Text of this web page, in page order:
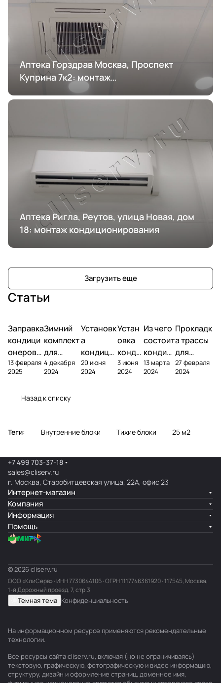
Аптека Горздрав Москва, Проспект
Куприна 7к2: монтаж
кондиционирования
Аптека Ригла, Реутов, улица Новая, дом
18: монтаж кондиционирования
Загрузить еще
Статьи
Заправка
кондици
онеров
фреоном
13 февраля
2025
Зимний
комплект
для
кондици
онера
4 декабря
2024
Установк
а
кондици
онера на
фасаде
20 июня
2024
Устан
овка
конди
ционе
ра
3 июня
2024
Из чего
состоит
кондиц
ионер?
13 марта
2024
Прокладк
а трассы
для
кондицио
нера
27 февраля
2024
Назад к списку
Теги: Внутренние блоки Тихие блоки 25 м2
+7 499 703-37-18
sales@cliserv.ru
г. Москва, Старобитцевская улица, 22А, офис 23
Интернет-магазин
Компания
Информация
Помощь
© 2026 cliserv.ru
ООО «КлиСерв» · ИНН7730644106· ОГРН 1117746361920 · 117545, Москва,
1-й Дорожный проезд, 7, стр.3
Темная тема Конфиденциальность
На информационном ресурсе применяются рекомендательные
технологии.
Все ресурсы сайта cliserv.ru, включая (но не ограничиваясь)
текстовую, графическую, фотографическую и видео информацию,
структуру, дизайн и оформление страниц, доменное имя,